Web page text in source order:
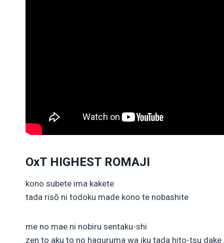
OxT HIGHEST ROMAJI
kono subete ima kakete
tada risō ni todoku made kono te nobashite
me no mae ni nobiru sentaku-shi
zen to aku to no haguruma wa iku tada hito-tsu